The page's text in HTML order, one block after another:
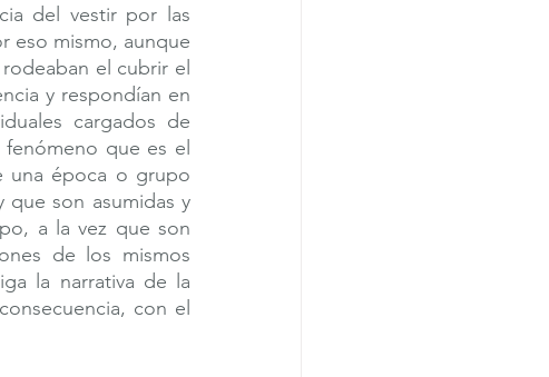
del vestir por las
eso mismo, aunque
el cubrir el
y respondían en
cargados de
que es el
una época o grupo
que son asumidas y
a la vez que son
de los mismos
la narrativa de la
con el